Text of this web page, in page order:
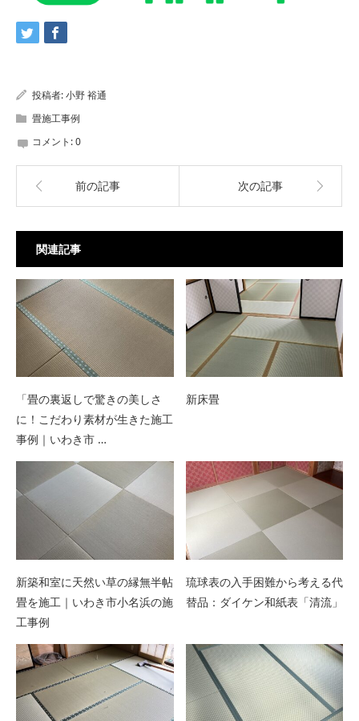
投稿者:小野 裕通
畳施工事例
コメント:0
前の記事 次の記事
関連記事
「畳の裏返しで驚きの美しさ
に！こだわり素材が生きた施工
事例｜いわき市 …
新床畳
新築和室に天然い草の縁無半帖
畳を施工｜いわき市小名浜の施
工事例
琉球表の入手困難から考える代
替品：ダイケン和紙表「清流」